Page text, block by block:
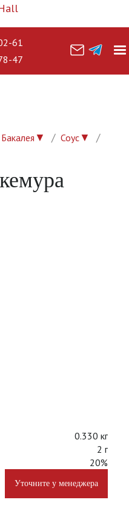
61
47
Бакалея ▼ Соус▼
0.330 кг
2 г
20%
Уточните у менеджера